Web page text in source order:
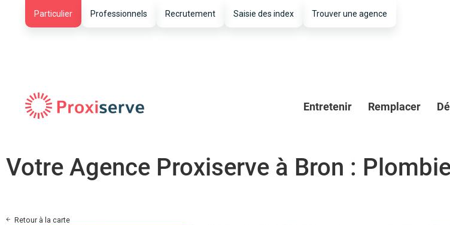
Particulier Professionnels Recrutement Saisie des index Trouver une agence
Entretenir Remplacer
Votre Agence Proxiserve à Bron :
Retour à la carte